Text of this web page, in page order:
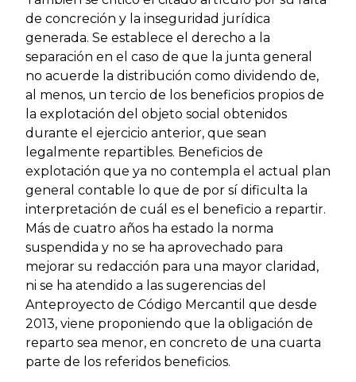
de concreción y la inseguridad jurídica
generada. Se establece el derecho a la
separación en el caso de que la junta general
no acuerde la distribución como dividendo de,
al menos, un tercio de los beneficios propios de
la explotación del objeto social obtenidos
durante el ejercicio anterior, que sean
legalmente repartibles. Beneficios de
explotación que ya no contempla el actual plan
general contable lo que de por sí dificulta la
interpretación de cuál es el beneficio a repartir.
Más de cuatro años ha estado la norma
suspendida y no se ha aprovechado para
mejorar su redacción para una mayor claridad,
ni se ha atendido a las sugerencias del
Anteproyecto de Código Mercantil que desde
2013, viene proponiendo que la obligación de
reparto sea menor, en concreto de una cuarta
parte de los referidos beneficios.